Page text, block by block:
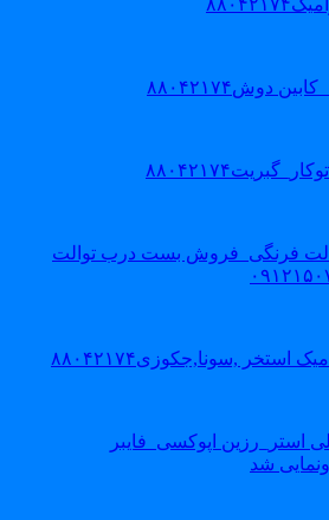
فرنگی_فروش بست درب توالت
,سونا,جکوزی۸۸۰۴۲۱۷۴
اپوکسی_فایبر
شد